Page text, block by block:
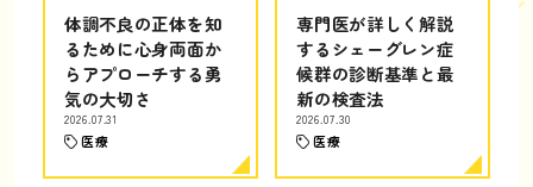
体調不良の正体を知
るために心身両面か
らアプローチする勇
気の大切さ
2026.07.31
医療
専門医が詳しく解説
するシェーグレン症
候群の診断基準と最
新の検査法
2026.07.30
医療